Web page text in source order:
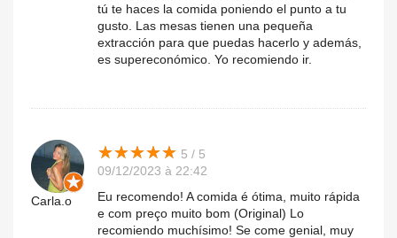
tú te haces la comida poniendo el punto a tu
gusto. Las mesas tienen una pequeña
extracción para que puedas hacerlo y además,
es supereconómico. Yo recomiendo ir.
Carla.o
★★★★★
★★★★★ 5 / 5
09/12/2023 à 22:42
Eu recomendo! A comida é ótima, muito rápida
e com preço muito bom (Original) Lo
recomiendo muchísimo! Se come genial, muy